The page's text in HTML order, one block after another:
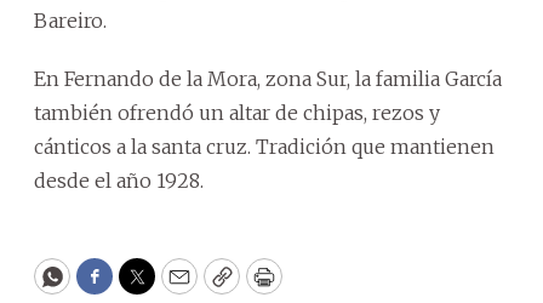
Bareiro.
En Fernando de la Mora, zona Sur, la familia García
también ofrendó un altar de chipas, rezos y
cánticos a la santa cruz. Tradición que mantienen
desde el año 1928.
WhatsApp
Facebook
Twitter
EmailCopyPrint